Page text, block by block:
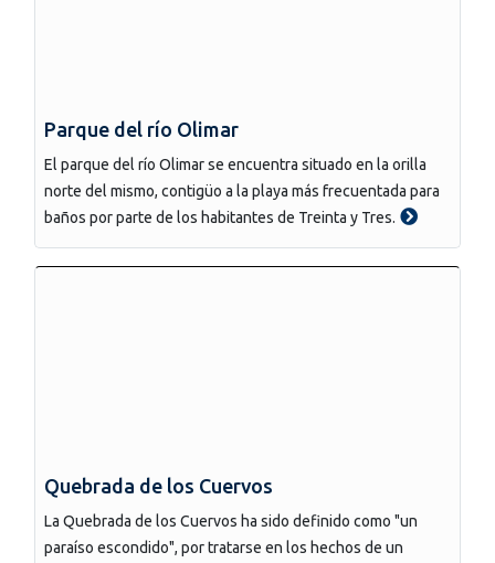
Parque del río Olimar
El parque del río Olimar se encuentra situado en la orilla
norte del mismo, contigüo a la playa más frecuentada para
baños por parte de los habitantes de Treinta y Tres.
Quebrada de los Cuervos
La Quebrada de los Cuervos ha sido definido como "un
paraíso escondido", por tratarse en los hechos de un